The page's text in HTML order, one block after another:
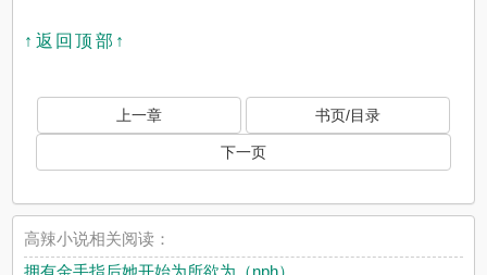
↑返回顶部↑
上一章 书页/目录
下一页
高辣小说相关阅读：
拥有金手指后她开始为所欲为（nph）